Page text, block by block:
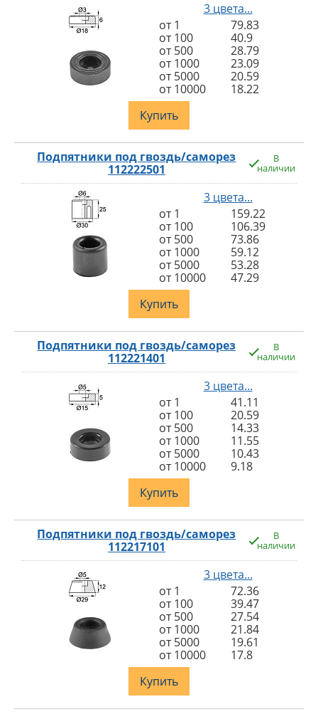
3 цвета...
от 1
79.83
от 100
40.9
от 500
28.79
от 1000
23.09
от 5000
20.59
от 10000
18.22
Купить
Подпятники под гвоздь/саморез
112222501
В
наличии
3 цвета...
от 1
159.22
от 100
106.39
от 500
73.86
от 1000
59.12
от 5000
53.28
от 10000
47.29
Купить
Подпятники под гвоздь/саморез
112221401
В
наличии
3 цвета...
от 1
41.11
от 100
20.59
от 500
14.33
от 1000
11.55
от 5000
10.43
от 10000
9.18
Купить
Подпятники под гвоздь/саморез
112217101
В
наличии
3 цвета...
от 1
72.36
от 100
39.47
от 500
27.54
от 1000
21.84
от 5000
19.61
от 10000
17.8
Купить